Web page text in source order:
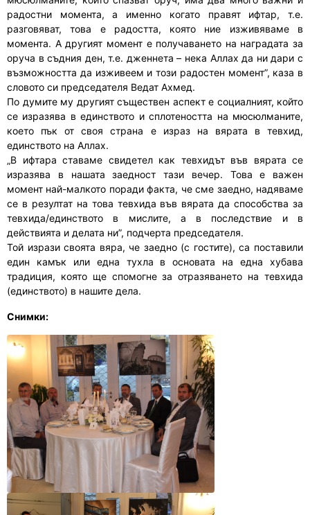
радостни момента, а именно когато правят ифтар, т.е.
разговяват, това е радостта, която ние изживяваме в
момента. А другият момент е получаването на наградата за
оруча в съдния ден, т.е. дженнета – нека Аллах да ни дари с
възможността да изживеем и този радостен момент”, каза в
словото си председателя Ведат Ахмед.
По думите му другият съществен аспект е социалният, който
се изразява в единството и сплотеността на мюсюлманите,
което пък от своя страна е израз на вярата в тевхид,
единството на Аллах.
„В ифтара ставаме свидетел как тевхидът във вярата се
изразява в нашата заедност тази вечер. Това е важен
момент най-малкото поради факта, че сме заедно, надяваме
се в резултат на това тевхида във вярата да способства за
тевхида/единството в мислите, а в последствие и в
действията и делата ни”, подчерта председателя.
Той изрази своята вяра, че заедно (с гостите), са поставили
един камък или една тухла в основата на една хубава
традиция, която ще спомогне за отразяването на тевхида
(единството) в нашите дела.
Снимки: